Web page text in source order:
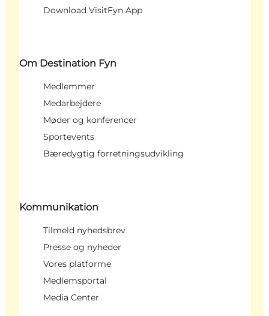
Download VisitFyn App
Om Destination Fyn
Medlemmer
Medarbejdere
Møder og konferencer
Sportevents
Bæredygtig forretningsudvikling
Kommunikation
Tilmeld nyhedsbrev
Presse og nyheder
Vores platforme
Medlemsportal
Media Center